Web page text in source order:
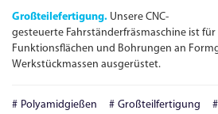
Großteilefertigung. UnsereCNC-
gesteuerte Fahrständerfräsmaschine ist
Funktionsflächen und Bohrungen an
Werkstückmassen ausgerüstet.
Polyamidgießen Großteilfertigung